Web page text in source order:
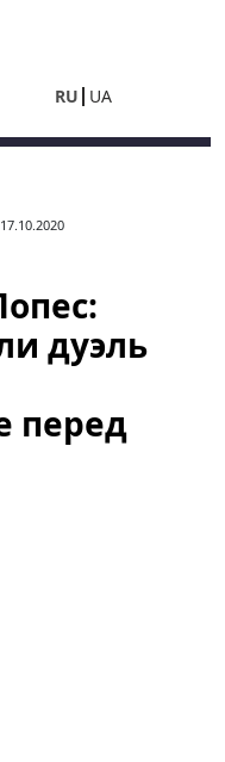
RU UA
дуэль
перед